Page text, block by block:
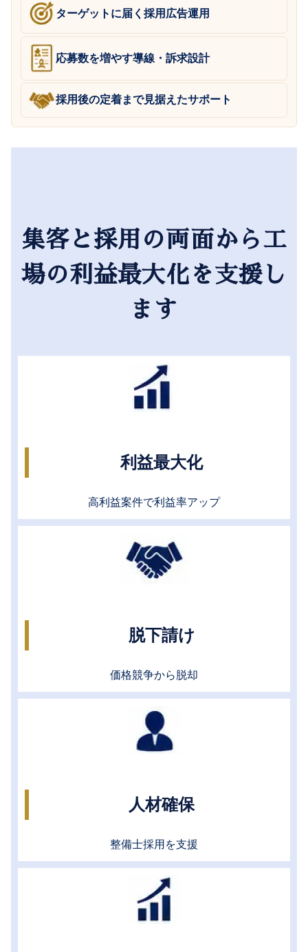
ターゲットに届く採用広告運用
応募数を増やす導線・訴求設計
採用後の定着まで見据えたサポート
集客と採用の両面から工
場の利益最大化を支援し
ます
利益最大化
高利益案件で利益率アップ
脱下請け
価格競争から脱却
人材確保
整備士採用を支援